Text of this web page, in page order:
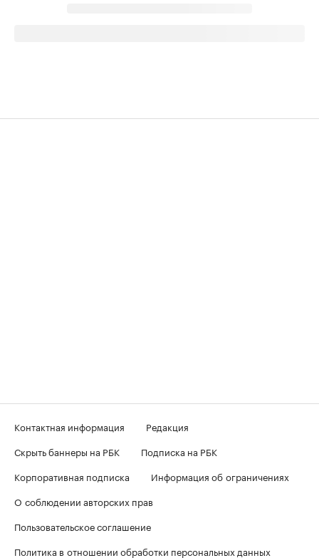
Контактная информация
Редакция
Скрыть баннеры на РБК
Подписка на РБК
Корпоративная подписка
Информация об ограничениях
О соблюдении авторских прав
Пользовательское соглашение
Политика в отношении обработки персональных данных